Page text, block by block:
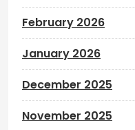
February 2026
January 2026
December 2025
November 2025